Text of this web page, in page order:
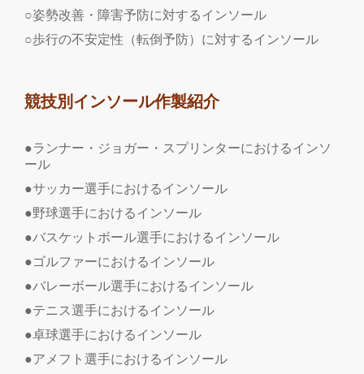
○姿勢改善・障害予防に対するインソール
○歩行の不安定性（転倒予防）に対するインソール
競技別インソール作製紹介
●ランナー・ジョガー・スプリンターにおけるインソ
ール
●サッカー選手におけるインソール
●野球選手におけるインソール
●バスケットボール選手におけるインソール
●ゴルファーにおけるインソール
●バレーボール選手におけるインソール
●テニス選手におけるインソール
●卓球選手におけるインソール
●アメフト選手におけるインソール